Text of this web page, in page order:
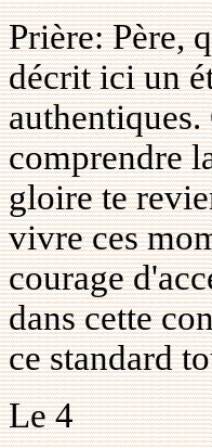
Prière: Père,
décrit ici un
comprendre
gloire te
vivre ces
courage
dans cette
ce standard
Le4